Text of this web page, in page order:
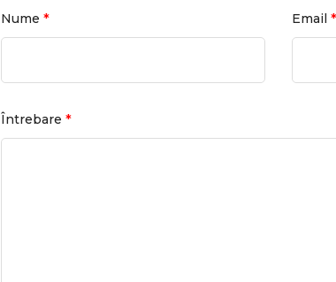
Nume * Email *
Întrebare *